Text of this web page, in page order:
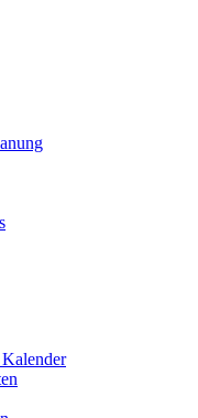
Kalender